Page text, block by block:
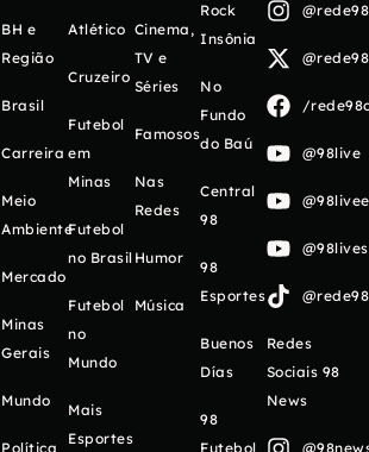
BH e
Região
Brasil
Carreira
Meio
Ambiente
Mercado
Minas
Gerais
Mundo
Política
Atlético
Cruzeiro
Futebol
em
Minas
Futebol
no Brasil
Futebol
no
Mundo
Mais
Esportes
Cinema,
TV e
Séries
Famosos
Nas
Redes
Humor
Música
Rock
Insônia
No
Fundo
do Baú
Central
98
98
Esportes
Buenos
Días
98
Futebol
/
@98live
Redes
Sociais 98
News